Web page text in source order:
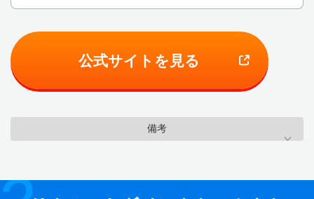
公式サイトを見る
備考